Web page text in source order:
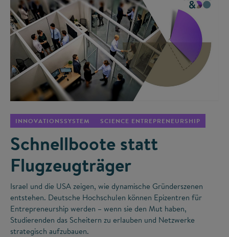
INNOVATIONSSYSTEM SCIENCE ENTREPRENEURSHIP
Schnellboote statt
Flugzeugträger
Israel und die USA zeigen, wie dynamische Gründerszenen
entstehen. Deutsche Hochschulen können Epizentren für
Entrepreneurship werden – wenn sie den Mut haben,
Studierenden das Scheitern zu erlauben und Netzwerke
strategisch aufzubauen.